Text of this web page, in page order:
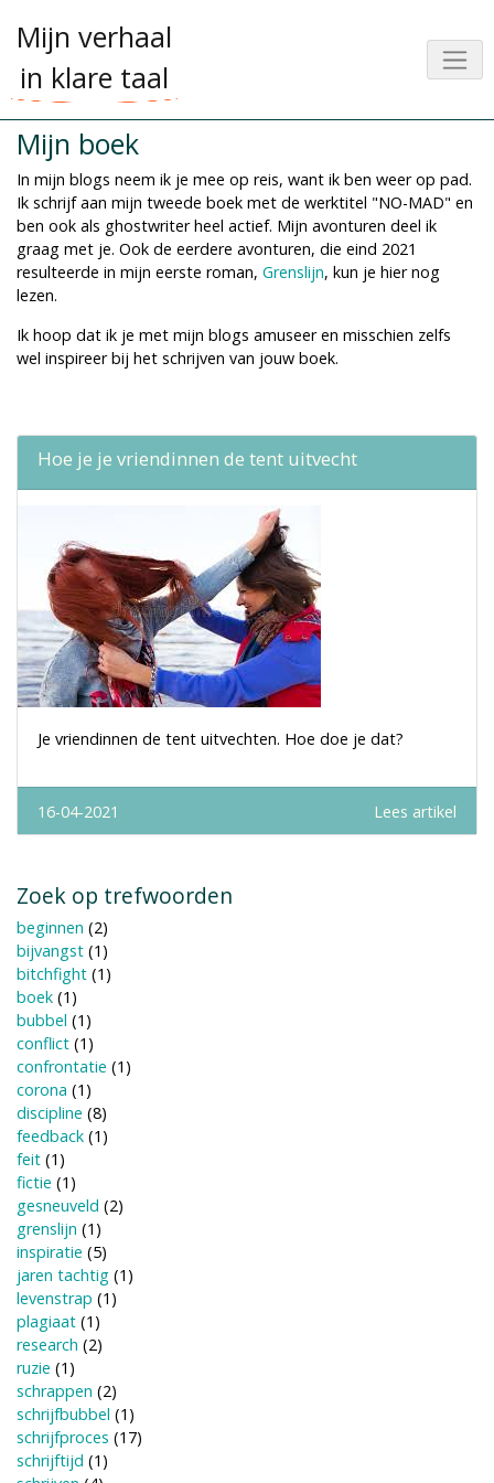
Mijn verhaal
in klare taal
Mijn boek
In mijn blogs neem ik je mee op reis, want ik ben weer op pad.
Ik schrijf aan mijn tweede boek met de werktitel "NO-MAD" en
ben ook als ghostwriter heel actief. Mijn avonturen deel ik
graag met je. Ook de eerdere avonturen, die eind 2021
resulteerde in mijn eerste roman, Grenslijn, kun je hier nog
lezen.
Ik hoop dat ik je met mijn blogs amuseer en misschien zelfs
wel inspireer bij het schrijven van jouw boek.
Hoe je je vriendinnen de tent uitvecht
Je vriendinnen de tent uitvechten. Hoe doe je dat?
16-04-2021 Lees artikel
Zoek op trefwoorden
beginnen (2)
bijvangst (1)
bitchfight (1)
boek (1)
bubbel (1)
conflict (1)
confrontatie (1)
corona (1)
discipline (8)
feedback (1)
feit (1)
fictie (1)
gesneuveld (2)
grenslijn (1)
inspiratie (5)
jaren tachtig (1)
levenstrap (1)
plagiaat (1)
research (2)
ruzie (1)
schrappen (2)
schrijfbubbel (1)
schrijfproces (17)
schrijftijd (1)